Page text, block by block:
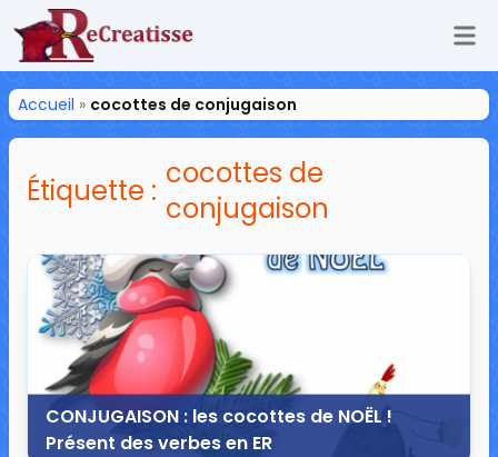
ReCreatisse
Accueil » cocottes de conjugaison
Étiquette : cocottes de
conjugaison
CONJUGAISON : les cocottes de NOËL !
Présent des verbes en ER